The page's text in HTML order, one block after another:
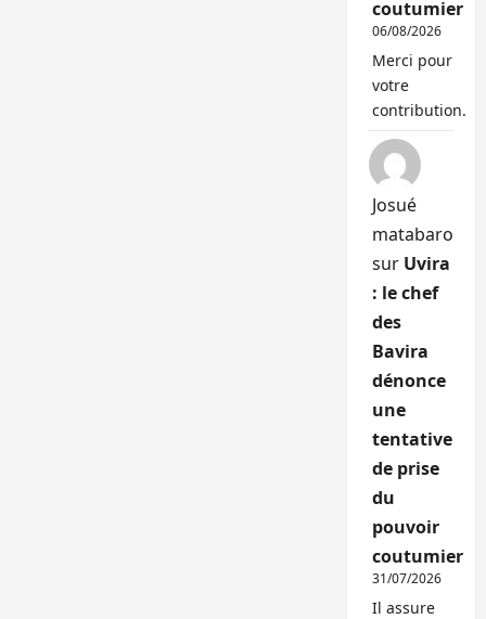
coutumier
06/08/2026
Merci pour
votre
contribution.
Josué
matabaro
sur Uvira
: le chef
des
Bavira
dénonce
une
tentative
de prise
du
pouvoir
coutumier
31/07/2026
Il assure